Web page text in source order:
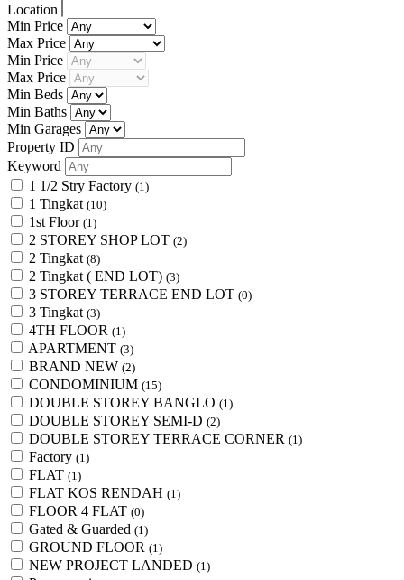
Location
Min Price
Max Price
Min Price
Max Price
Min Beds
Min Baths
Min Garages
Property ID
Keyword
1 1/2 Stry Factory (1)
1 Tingkat (10)
1st Floor (1)
2 STOREY SHOP LOT (2)
2 Tingkat (8)
2 Tingkat ( END LOT) (3)
3 STOREY TERRACE END LOT (0)
3 Tingkat (3)
4TH FLOOR (1)
APARTMENT (3)
BRAND NEW (2)
CONDOMINIUM (15)
DOUBLE STOREY BANGLO (1)
DOUBLE STOREY SEMI-D (2)
DOUBLE STOREY TERRACE CORNER (1)
Factory (1)
FLAT (1)
FLAT KOS RENDAH (1)
FLOOR 4 FLAT (0)
Gated & Guarded (1)
GROUND FLOOR (1)
NEW PROJECT LANDED (1)